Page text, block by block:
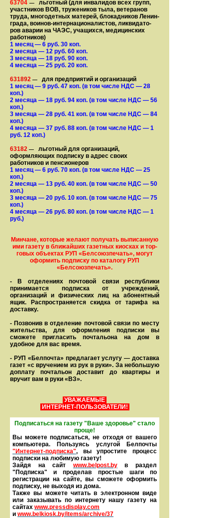
63704 —
льготный (для ин­ва­лидов всех групп,
участ­ников ВОВ, труже­ни­ков тыла, ветеранов
труда, мно­го­­детных матерей, бло­­кад­ни­ков Ле­нин­
града, воинов-интернаци­о­на­­ли­стов, лик­ви­да­то­
ров аварии на ЧАЭС, уча­щихся, медицинских
работников)
1 месяц— 6 руб. 30 коп.
2 месяца — 12 руб. 60 коп.
3 месяца — 18 руб. 90 коп.
4 месяца — 25 руб. 20 коп.
631892 —
для предприятий и организаций
1 месяц— 9 руб. 47 коп. (в том числе НДС — 28
коп.)
2 месяца — 18 руб. 94 коп. (в том числе НДС — 56
коп.)
3 месяца — 28 руб. 41 коп. (в том числе НДС — 84
коп.)
4 месяца — 37 руб. 88 коп. (в том числе НДС — 1
руб. 12 коп.)
63182 —
льготный для организаций,
оформляющих подписку в адрес своих
работников и пенсионеров
1 месяц— 6 руб. 70 коп. (в том числе НДС — 25
коп.)
2 месяца — 13 руб. 40 коп. (в том числе НДС — 50
коп.)
3 месяца — 20 руб. 10 коп. (в том числе НДС — 75
коп.)
4 месяца — 26 руб. 80 коп. (в том числе НДС — 1
руб.)
Минчане, которые желают получать вы­писанную
ими газету в бли­жай­ших газет­ных киосках и тор­
го­вых объе­ктах РУП «Белсоюзпечать», могут
оформить под­пис­ку по ка­та­ло­гу РУП
«Белсоюзпечать».
- В отделениях почтовой связи рес­пуб­лики
принимается подписка от учреждений,
организаций и фи­зи­ческих лиц на абонентный
ящик. Распространяется скидка от тарифа на
доставку.
- Позвонив в отделение почтовой связи по месту
жительства, для оформления подписки вы
сможете пригласить почтальона на дом в
удобное для вас время.
- РУП «Белпочта» предлагает услугу — доставка
газет «с вручением из рук в руки». За небольшую
доплату почтальон доставит до квартиры и
вручит вам в руки «ВЗ».
УВАЖАЕМЫЕ
ИНТЕРНЕТ-ПОЛЬЗОВАТЕЛИ!
Подписаться на газету "Ваше здоровье" стало
проще!
Вы можете подписаться, не отходя от вашего
компьютера. Пользуясь услугой Белпочты
"Интернет-подписка", вы упростите процесс
подписки на любимую газету!
Зайдя на сайт www.belpost.by
в раздел
"Подписка" и проделав простые шаги по
регистрации на сайте, вы сможете оформить
под­писку, не выходя из дома.
Также вы можете читать в элек­тронном виде
или заказывать по интернету нашу газету на
сайтах www.pressdisplay.com
и www.belkiosk.by/items/archive/37